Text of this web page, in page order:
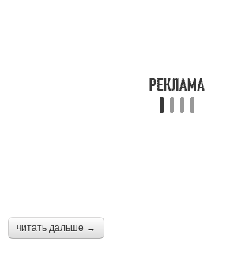
читать дальше →